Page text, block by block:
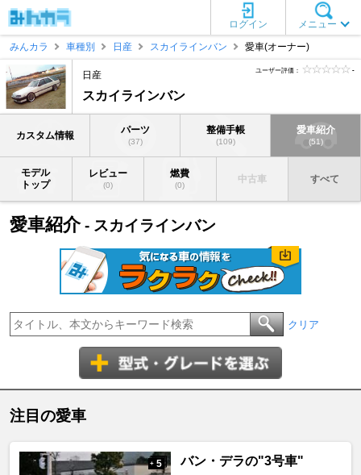
メニュー
ログイン
みんカラ
車種別 日産 スカイラインバン 愛車(オーナー)
日産
スカイラインバン
ユーザー評価： -
カスタム情報 パーツ
(37)
整備手帳
(109)
愛車紹介
(51)
モデル
トップ
レビュー
(0)
燃費
(0)
中古車 すべて
愛車紹介- スカイラインバン
クリア
注目の愛車
+ 5 バン・デラの"3号車"